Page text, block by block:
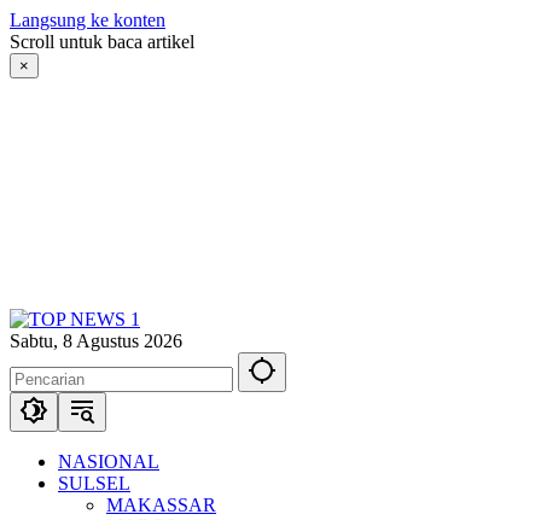
Langsung ke konten
Scroll untuk baca artikel
×
Sabtu, 8 Agustus 2026
NASIONAL
SULSEL
MAKASSAR